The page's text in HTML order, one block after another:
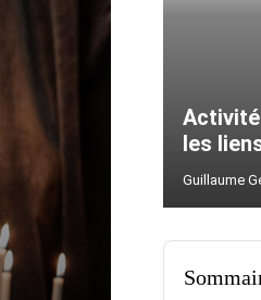
les
Guillaume